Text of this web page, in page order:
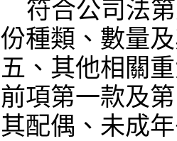
份種類、數量
五、其他相關
前項第一款及
其配偶、未成